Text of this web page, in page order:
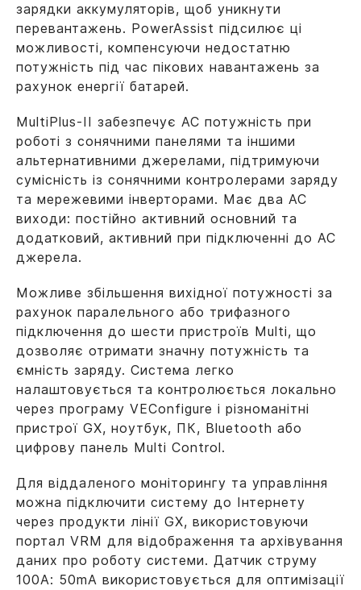
зарядки аккумуляторів, щоб уникнути
перевантажень. PowerAssist підсилює ці
можливості, компенсуючи недостатню
потужність під час пікових навантажень за
рахунок енергії батарей.
MultiPlus-II забезпечує AC потужність при
роботі з сонячними панелями та іншими
альтернативними джерелами, підтримуючи
сумісність із сонячними контролерами заряду
та мережевими інверторами. Має два AC
виходи: постійно активний основний та
додатковий, активний при підключенні до AC
джерела.
Можливе збільшення вихідної потужності за
рахунок паралельного або трифазного
підключення до шести пристроїв Multi, що
дозволяє отримати значну потужність та
ємність заряду. Система легко
налаштовується та контролюється локально
через програму VEConfigure і різноманітні
пристрої GX, ноутбук, ПК, Bluetooth або
цифрову панель Multi Control.
Для віддаленого моніторингу та управління
можна підключити систему до Інтернету
через продукти лінії GX, використовуючи
портал VRM для відображення та архівування
даних про роботу системи. Датчик струму
100A: 50mA використовується для оптимізації